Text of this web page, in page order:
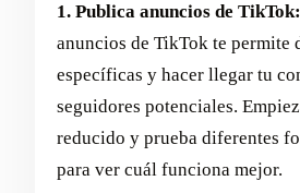
1. Publica anuncios de TikTok:
anuncios de TikTok te permite
específicas y hacer llegar tu
seguidores potenciales.
reducido y prueba diferentes
para ver cuál funciona mejor.